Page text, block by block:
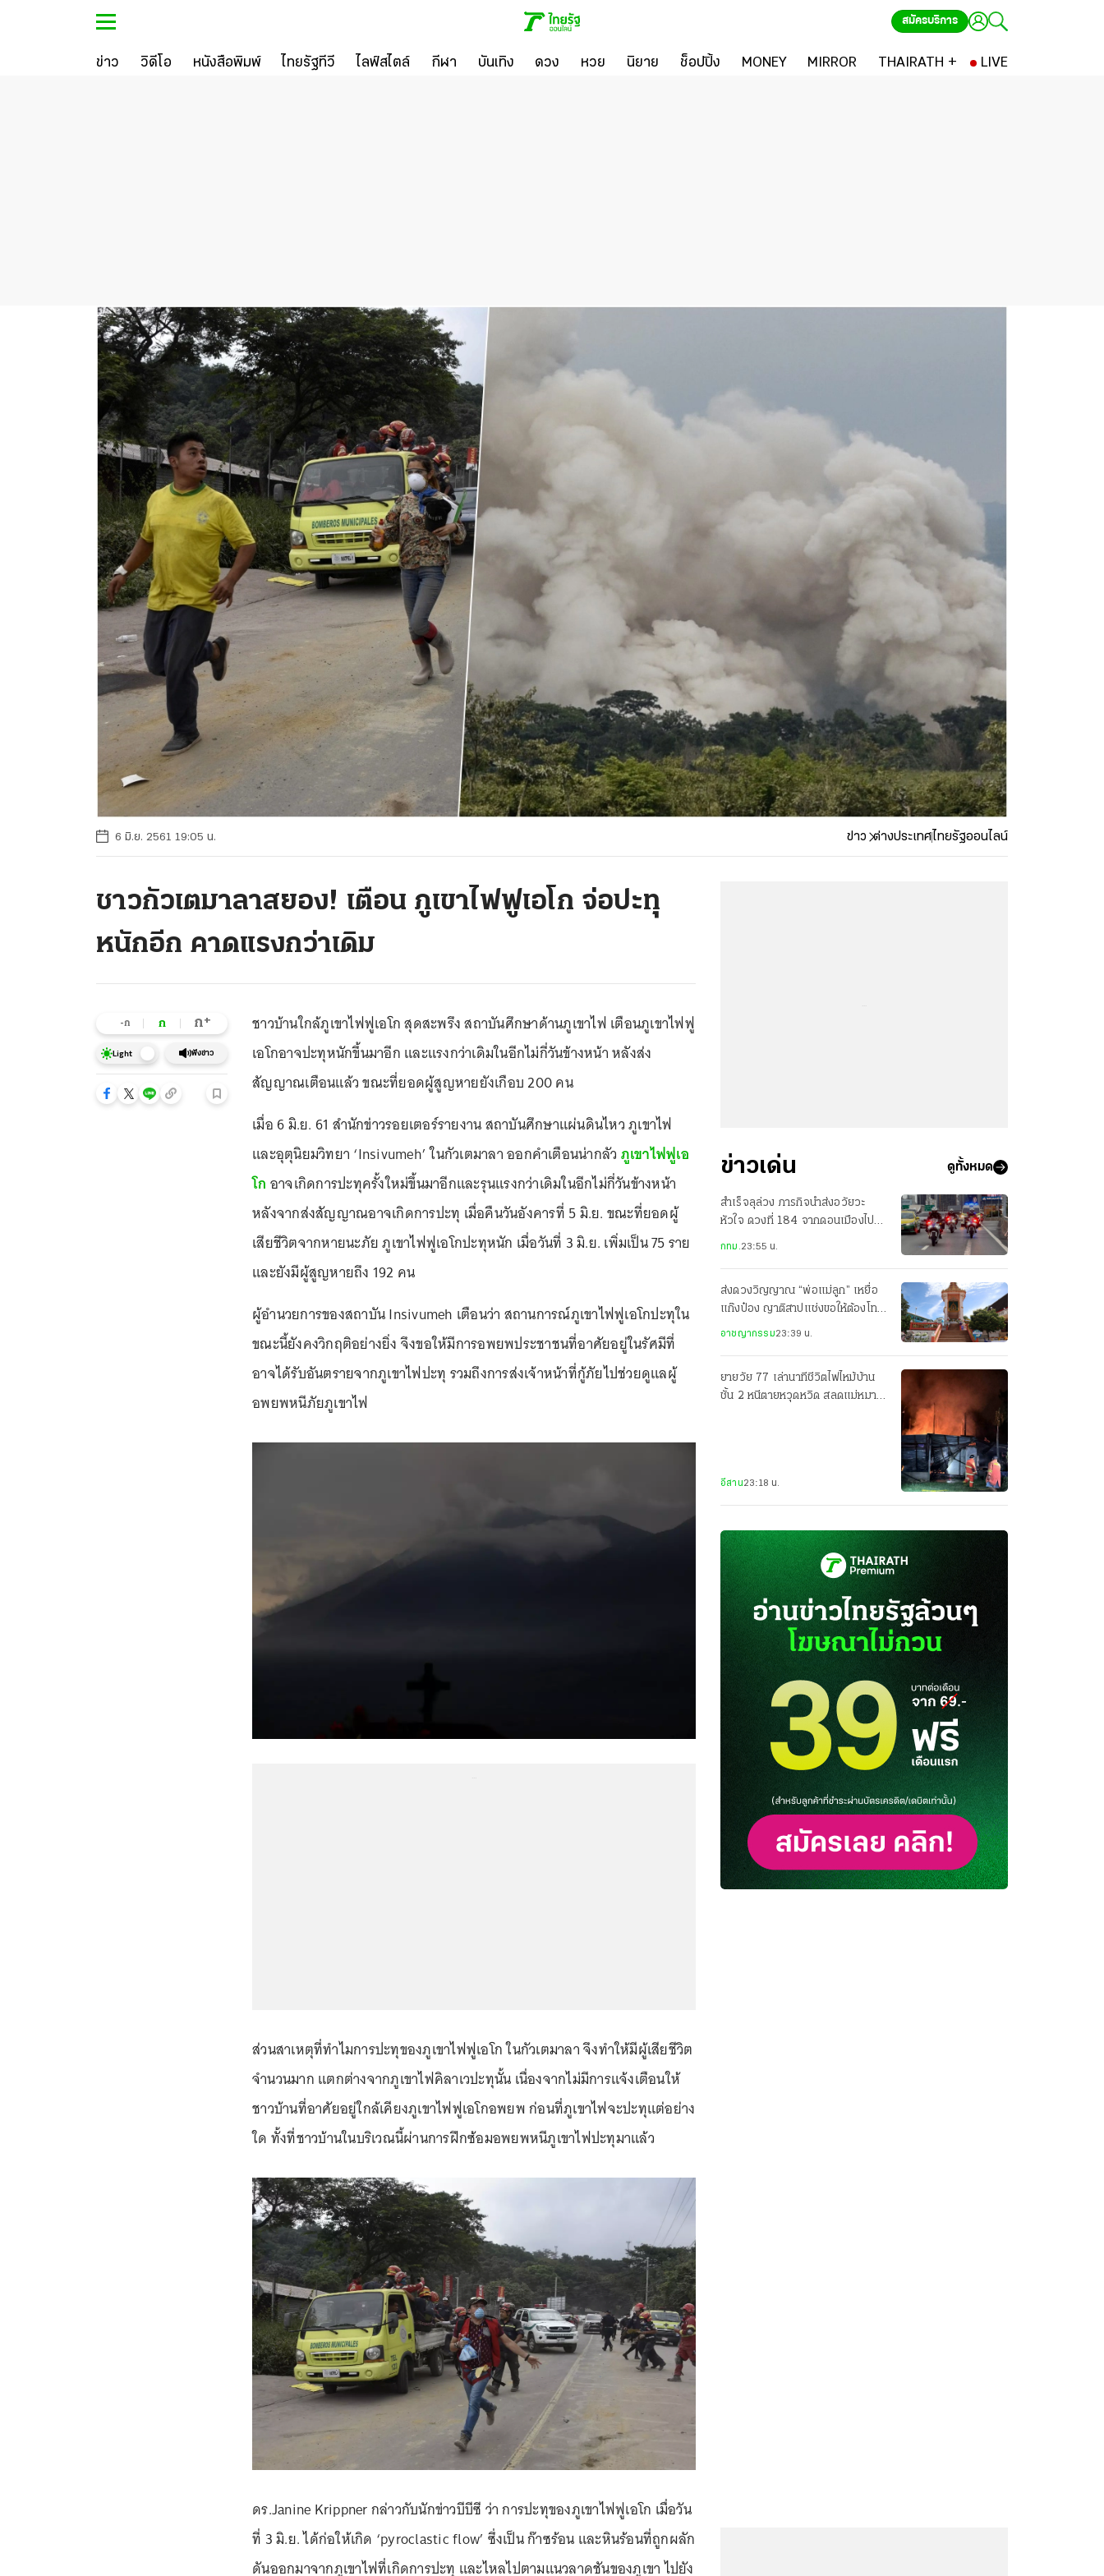
สมัครบริการ
ข่าว วิดีโอ หนังสือพิมพ์ ไทยรัฐทีวี ไลฟ์สไตล์ กีฬา บันเทิง ดวง หวย นิยาย ช็อปปิ้ง MONEY MIRROR THAIRATH + LIVE
6 มิ.ย. 2561 19:05 น. ข่าว ต่างประเทศไทยรัฐออนไลน์
ชาวกัวเตมาลาสยอง! เตือน ภูเขาไฟฟูเอโก จ่อปะทุ
หนักอีก คาดแรงกว่าเดิม
-ก ก ก+
Light ฟังข่าว
ชาวบ้านใกล้ภูเขาไฟฟูเอโก สุดสะพรึง สถาบันศึกษาด้านภูเขาไฟ เตือนภูเขาไฟฟู
เอโกอาจปะทุหนักขึ้นมาอีก และแรงกว่าเดิมในอีกไม่กี่วันข้างหน้า หลังส่ง
สัญญาณเตือนแล้ว ขณะที่ยอดผู้สูญหายยังเกือบ 200 คน
เมื่อ 6 มิ.ย. 61 สำนักข่าวรอยเตอร์รายงาน สถาบันศึกษาแผ่นดินไหว ภูเขาไฟ
และอุตุนิยมวิทยา ‘Insivumeh’ ในกัวเตมาลา ออกคำเตือนน่ากลัว ภูเขาไฟฟูเอ
โก อาจเกิดการปะทุครั้งใหม่ขึ้นมาอีกและรุนแรงกว่าเดิมในอีกไม่กี่วันข้างหน้า
หลังจากส่งสัญญาณอาจเกิดการปะทุ เมื่อคืนวันอังคารที่ 5 มิ.ย. ขณะที่ยอดผู้
เสียชีวิตจากหายนะภัย ภูเขาไฟฟูเอโกปะทุหนัก เมื่อวันที่ 3 มิ.ย. เพิ่มเป็น 75 ราย
และยังมีผู้สูญหายถึง 192 คน
ผู้อำนวยการของสถาบัน Insivumeh เตือนว่า สถานการณ์ภูเขาไฟฟูเอโกปะทุใน
ขณะนี้ยังคงวิกฤติอย่างยิ่ง จึงขอให้มีการอพยพประชาชนที่อาศัยอยู่ในรัศมีที่
อาจได้รับอันตรายจากภูเขาไฟปะทุ รวมถึงการส่งเจ้าหน้าที่กู้ภัยไปช่วยดูแลผู้
อพยพหนีภัยภูเขาไฟ
ส่วนสาเหตุที่ทำไมการปะทุของภูเขาไฟฟูเอโก ในกัวเตมาลา จึงทำให้มีผู้เสียชีวิต
จำนวนมาก แตกต่างจากภูเขาไฟคิลาเวปะทุนั้น เนื่องจากไม่มีการแจ้งเตือนให้
ชาวบ้านที่อาศัยอยู่ใกล้เคียงภูเขาไฟฟูเอโกอพยพ ก่อนที่ภูเขาไฟจะปะทุแต่อย่าง
ใด ทั้งที่ชาวบ้านในบริเวณนี้ผ่านการฝึกซ้อมอพยพหนีภูเขาไฟปะทุมาแล้ว
ดร.Janine Krippner กล่าวกับนักข่าวบีบีซี ว่า การปะทุของภูเขาไฟฟูเอโก เมื่อวัน
ที่ 3 มิ.ย. ได้ก่อให้เกิด ‘pyroclastic flow’ ซึ่งเป็น ก๊าซร้อน และหินร้อนที่ถูกผลัก
ดันออกมาจากภูเขาไฟที่เกิดการปะทุ และไหลไปตามแนวลาดชันของภูเขา ไปยัง
ข่าวเด่น ดูทั้งหมด
สำเร็จลุล่วง ภารกิจนำส่งอวัยวะ
หัวใจ ดวงที่ 184 จากดอนเมืองไป
กทม.23:55 น.
ส่งดวงวิญญาณ “พ่อแม่ลูก” เหยื่อ
แก๊งป๋อง ญาติสาปแช่งขอให้ต้องโทษ
อาชญากรรม23:39 น.
ยายวัย 77 เล่านาทีชีวิตไฟไหม้บ้าน
ชั้น 2 หนีตายหวุดหวิด สลดแม่หมา
อีสาน 23:18 น.